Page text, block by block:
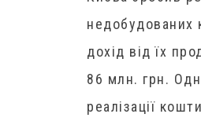
недобудованих
дохід від їх
86 млн. грн.
реалізації